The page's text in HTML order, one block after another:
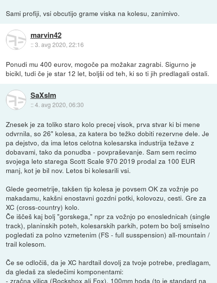
Sami profiji, vsi obcutijo grame viska na kolesu, zanimivo.
marvin42
::3. avg 2020, 22:16
Ponudi mu 400 eurov, mogoče pa možakar zagrabi. Sigurno je
bicikl, tudi če je star 12 let, boljši od teh, ki so ti jih predlagali ostali.
SaXsIm
::4. avg 2020, 06:30
Znesek je za toliko staro kolo precej visok, prva stvar ki bi mene
odvrnila, so 26" kolesa, za katera bo težko dobiti rezervne dele. Je
pa dejstvo, da ima letos celotna kolesarska industrija težave z
dobavami, tako da ponudba - povpraševanje. Sam sem recimo
svojega leto starega Scott Scale 970 2019 prodal za 100 EUR
manj, kot je bil nov. Letos bi kolesarili vsi.
Glede geometrije, takšen tip kolesa je povsem OK za vožnje po
makadamu, kakšni enostavni gozdni potki, kolovozu, cesti. Gre za
XC (cross-country) kolo.
Če iščeš kaj bolj "gorskega," npr za vožnjo po enoslednicah (single
track), planinskih poteh, kolesarskih parkih, potem bo bolj smiselno
pogledati za polno vzmetenim (FS - full susspension) all-mountain /
trail kolesom.
Če se odločiš, da je XC hardtail dovolj za tvoje potrebe, predlagam,
da gledaš za sledečimi komponentami:
- zračna vilica (Rockshox ali Fox), 100mm hoda (to je standard na